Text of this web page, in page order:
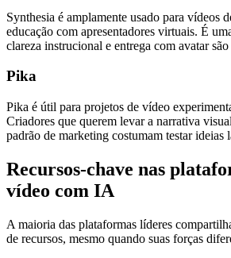
Synthesia é amplamente usado para vídeos
educação com apresentadores virtuais. É
clareza instrucional e entrega com avatar
Pika
Pika é útil para projetos de vídeo
Criadores que querem levar a narrativa
padrão de marketing costumam testar ideias
Recursos-chave nas
vídeo com IA
A maioria das plataformas líderes
de recursos, mesmo quando suas forças